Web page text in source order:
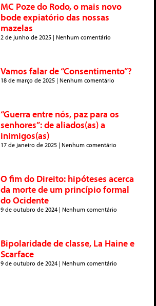
MC Poze do Rodo, o mais novo
bode expiatório das nossas
mazelas
2 de junho de 2025 Nenhum comentário
Vamos falar de “Consentimento”?
18 de março de 2025 Nenhum comentário
“Guerra entre nós, paz para os
senhores”: de aliados(as) a
inimigos(as)
17 de janeiro de 2025 Nenhum comentário
O fim do Direito: hipóteses acerca
da morte de um princípio formal
do Ocidente
9 de outubro de 2024 Nenhum comentário
Bipolaridade de classe, La Haine e
Scarface
9 de outubro de 2024 Nenhum comentário